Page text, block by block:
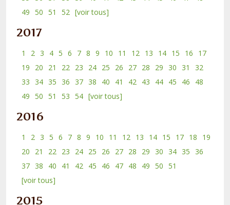
49 50 51 52 [voir tous]
2017
1 2 3 4 5 6 7 8 9 10 11 12 13 14 15 16
17
19
20 21 22 23 24 25 26 27 28 29 30 31
32
33
34 35 36 37 38 40 41 42 43 44 45 46
48
49 50 51 53 54 [voir tous]
2016
1 2 3 5 6 7 8 9 10 11 12 13 14 15 17 18
19
20
21 22 23 24 25 26 27 28 29 30 34 35
36
37 38 40 41 42 45 46 47 48 49 50 51
[voir tous]
2015